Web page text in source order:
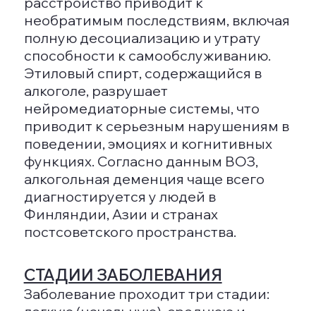
Что касается терминальной стадии
заболевания, то по статистическим
данным, пациенты с деменцией на
этом этапе могут прожить не более
трех лет при условии качественного
ухода и до двух лет при его
отсутствии.
ДИАГНОСТИКА ДЕМЕНЦИИ У
ПОЖИЛЫХ ЛЮДЕЙ
Диагностика старческой деменции
является сложным и многогранным
процессом. Методы ее выявления
схожи с приемами, используемыми
при диагностике шизофрении,
поскольку механизмы их развития
имеют много общего. В обоих случаях
разрушение нервных клеток может
факторами, такими как
метаболические нарушения,
сосудистые заболевания или
онкологические процессы. Для